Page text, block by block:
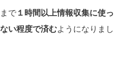
で １時間以上情報収集に使っ
い程度で済むようになりまし